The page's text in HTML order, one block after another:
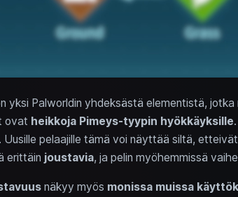
yksi Palworldin yhdeksästä elementistä,
ovat heikkoja Pimeys-tyypin hyökkäyksille
Uusille pelaajille tämä voi näyttää siltä,
erittäin joustavia, ja pelin myöhemmissä
näkyy myös monissa muissa